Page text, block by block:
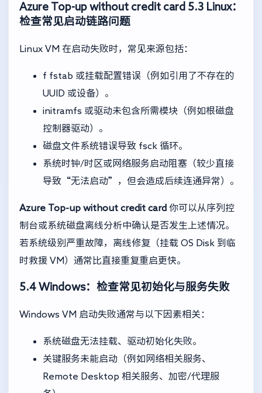
Azure Top-up without credit card 5.3 Linux：
检查常见启动链路问题
Linux VM 在启动失败时，常见来源包括：
f fstab 或挂载配置错误（例如引用了不存在的
UUID 或设备）。
initramfs 或驱动未包含所需模块（例如根磁盘
控制器驱动）。
磁盘文件系统错误导致 fsck 循环。
系统时钟/时区或网络服务启动阻塞（较少直接
导致“无法启动”，但会造成后续连通异常）。
Azure Top-up without credit card 你可以从序列控
制台或系统磁盘离线分析中确认是否发生上述情况。
若系统级别严重故障，离线修复（挂载 OS Disk 到临
时救援 VM）通常比直接重复重启更快。
5.4 Windows：检查常见初始化与服务失败
Windows VM 启动失败通常与以下因素相关：
系统磁盘无法挂载、驱动初始化失败。
关键服务未能启动（例如网络相关服务、
Remote Desktop 相关服务、加密/代理服